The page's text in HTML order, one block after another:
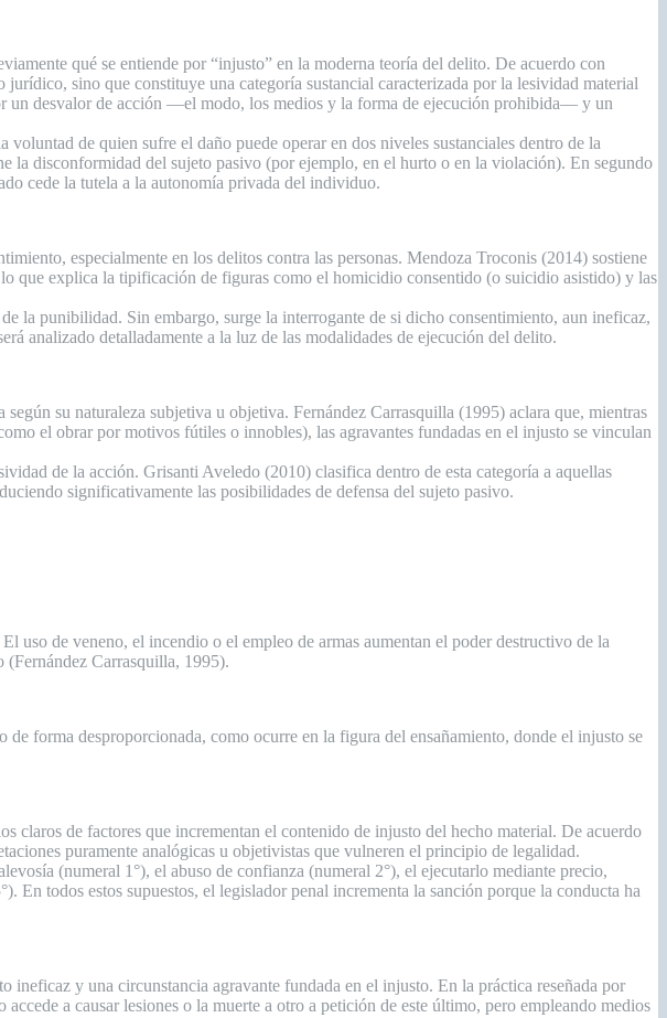
qué se entiende por “injusto” en la moderna teoría del delito. De acuerdo con
sino que constituye una categoría sustancial caracterizada por la lesividad material
un desvalor de acción —el modo, los medios y la forma de ejecución prohibida— y un
de quien sufre el daño puede operar en dos niveles sustanciales dentro de la
la disconformidad del sujeto pasivo (por ejemplo, en el hurto o en la violación). En segundo
cede la tutela a la autonomía privada del individuo.
especialmente en los delitos contra las personas. Mendoza Troconis (2014) sostiene
que explica la tipificación de figuras como el homicidio consentido (o suicidio asistido) y las
la punibilidad. Sin embargo, surge la interrogante de si dicho consentimiento, aun ineficaz,
analizado detalladamente a la luz de las modalidades de ejecución del delito.
su naturaleza subjetiva u objetiva. Fernández Carrasquilla (1995) aclara que, mientras
el obrar por motivos fútiles o innobles), las agravantes fundadas en el injusto se vinculan
de la acción. Grisanti Aveledo (2010) clasifica dentro de esta categoría a aquellas
significativamente las posibilidades de defensa del sujeto pasivo.
uso de veneno, el incendio o el empleo de armas aumentan el poder destructivo de la
(Fernández Carrasquilla, 1995).
forma desproporcionada, como ocurre en la figura del ensañamiento, donde el injusto se
claros de factores que incrementan el contenido de injusto del hecho material. De acuerdo
puramente analógicas u objetivistas que vulneren el principio de legalidad.
(numeral 1°), el abuso de confianza (numeral 2°), el ejecutarlo mediante precio,
En todos estos supuestos, el legislador penal incrementa la sanción porque la conducta ha
y una circunstancia agravante fundada en el injusto. En la práctica reseñada por
a causar lesiones o la muerte a otro a petición de este último, pero empleando medios